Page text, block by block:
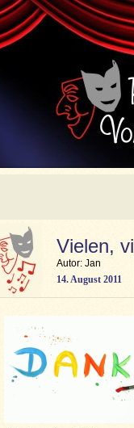
Vielen,
Autor: Jan
14. August 2011